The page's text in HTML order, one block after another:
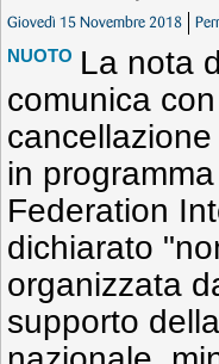
Giovedì 15 Novembre 2018
NUOTO La nota
comunica
in
Federation
dichiarato
organizzata
supporto